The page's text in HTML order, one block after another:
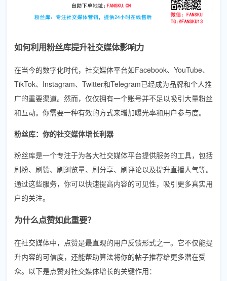
如何利用粉丝库提升社交媒体影响力
在当今的数字化时代，社交媒体平台如Facebook、YouTube、
TikTok、Instagram、Twitter和Telegram已经成为品牌和个人推
广的重要渠道。然而，仅仅拥有一个账号并不足以吸引大量粉丝
和互动。你需要一种有效的方式来增加曝光率和用户参与度。
粉丝库：你的社交媒体增长利器
粉丝库是一个专注于为各大社交媒体平台提供服务的工具，包括
刷粉、刷赞、刷浏览量、刷分享、刷评论以及提升直播人气等。
通过这些服务，你可以快速提高内容的可见性，吸引更多真实用
户的关注。
为什么点赞如此重要？
在社交媒体中，点赞是最直观的用户反馈形式之一。它不仅能提
升内容的可信度，还能帮助算法将你的帖子推荐给更多潜在受
众。以下是点赞对社交媒体增长的关键作用：